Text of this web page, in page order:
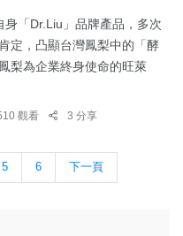
「Dr.Liu」品牌產品，多次
定，凸顯台灣鳳梨中的「酵
梨為企業終身使命的旺萊
觀看 3 分享
5 6 下一頁